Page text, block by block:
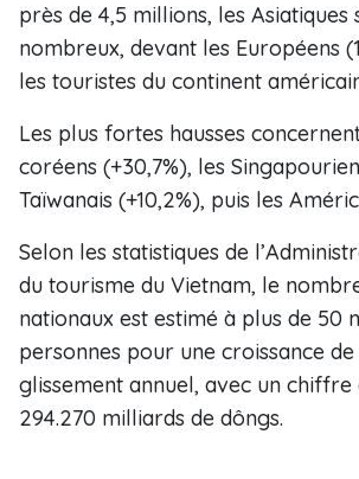
près de 4,5 millions, les Asiatiques
nombreux, devant les Européens
les touristes du continent
Les plus fortes hausses
coréens (+30,7%), les
Taïwanais (+10,2%), puis les
Selon les statistiques de
du tourisme du Vietnam, le
nationaux est estimé à plus de 50
personnes pour une croissance de
glissement annuel, ​avec un chiffre
294.270 milliards de dôngs​.